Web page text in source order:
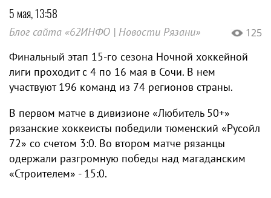
5 мая, 13:58
Блог сайта «62ИНФО | Новости Рязани» 125
Финальный этап 15-го сезона Ночной хоккейной
лиги проходит с 4 по 16 мая в Сочи. В нем
участвуют 196 команд из 74 регионов страны.
В первом матче в дивизионе «Любитель 50+»
рязанские хоккеисты победили тюменский «Русойл
72» со счетом 3:0. Во втором матче рязанцы
одержали разгромную победы над магаданским
«Строителем» - 15:0.